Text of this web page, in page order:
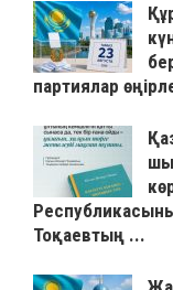
партиялар
Тоқаевтың ...